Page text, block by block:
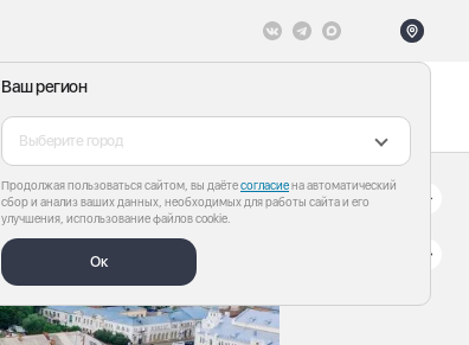
Ваш регион
Выберите город
Продолжая пользоваться сайтом, вы даётесогласиена автоматический
сбор и анализ ваших данных, необходимых для работы сайта и его
улучшения, использование файлов cookie.
Ок